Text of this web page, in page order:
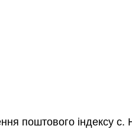
поштового індексу с.